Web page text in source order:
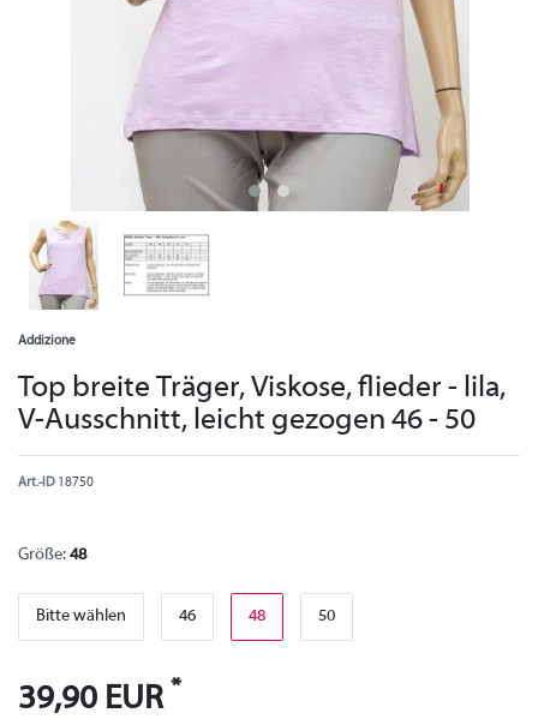
Addizione
Top breite Träger, Viskose, flieder - lila,
V-Ausschnitt, leicht gezogen 46 - 50
Art.-ID 18750
Größe: 48
Bitte wählen 46 48 50
39,90 EUR *